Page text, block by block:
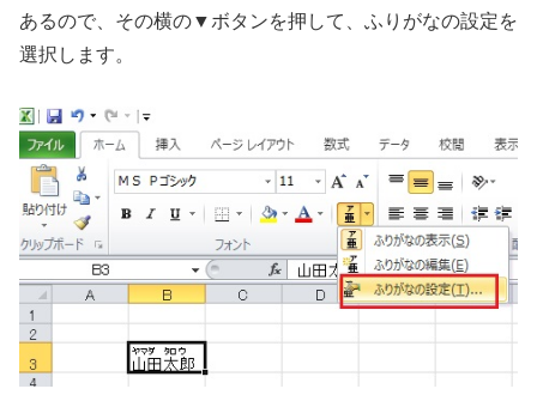
あるので、その横の▼ボタンを押して、ふりがなの設定を
選択します。